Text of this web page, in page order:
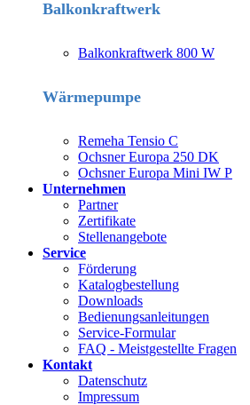
Balkonkraftwerk
Balkonkraftwerk 800 W
Wärmepumpe
Remeha Tensio C
Ochsner Europa 250 DK
Ochsner Europa Mini IW P
Unternehmen
Partner
Zertifikate
Stellenangebote
Service
Förderung
Katalogbestellung
Downloads
Bedienungsanleitungen
Service-Formular
FAQ - Meistgestellte Fragen
Kontakt
Datenschutz
Impressum